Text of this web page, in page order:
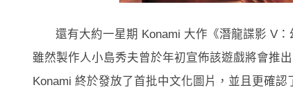
還有大約一星期 Konami 大作《潛龍諜影 V
雖然製作人小島秀夫曾於年初宣佈該遊戲將會推
Konami 終於發放了首批中文化圖片，並且更確認